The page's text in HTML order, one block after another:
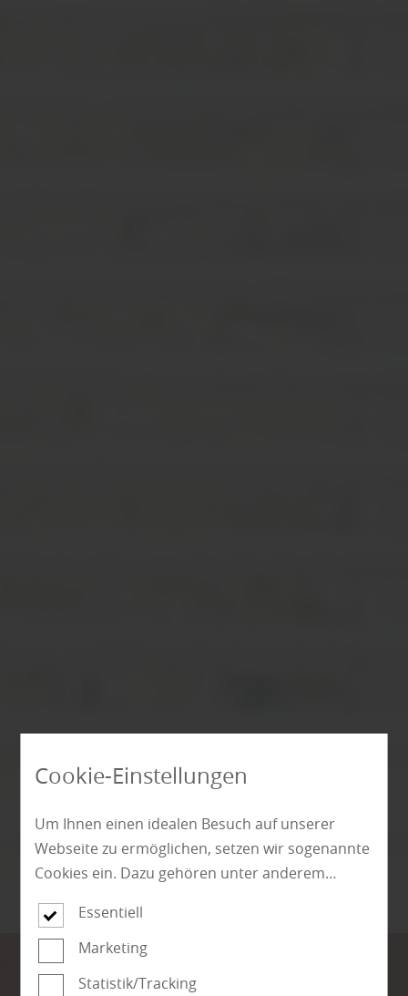
Cookie-Einstellungen
Um Ihnen einen idealen Besuch auf unserer
Webseite zu ermöglichen, setzen wir sogenannte
Cookies ein. Dazu gehören unter anderem
reibungslosen Betrieb unserer kommerziellen
Unternehmensseite notwendig sind. Zusätzlich
verwenden wir Cookies zur anonymen Erhebung
Essentiell
Marketing
Statistik/Tracking